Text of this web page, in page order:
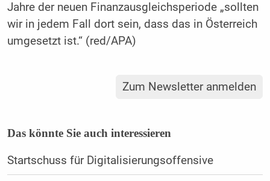
Jahre der neuen Finanzausgleichsperiode „sollten
wir in jedem Fall dort sein, dass das in Österreich
umgesetzt ist.“ (red/APA)
Zum Newsletter anmelden
Das könnte Sie auch interessieren
Startschuss für Digitalisierungsoffensive